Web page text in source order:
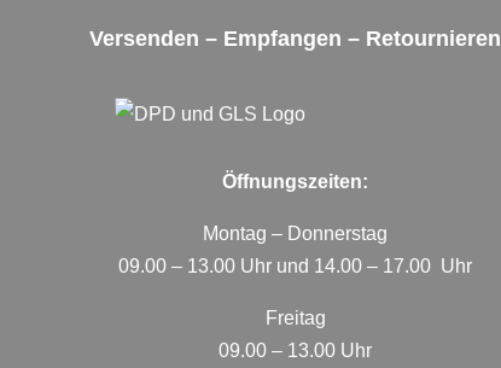
Versenden – Empfangen – Retournieren
Öffnungszeiten:
Montag – Donnerstag
09.00 – 13.00 Uhr und 14.00 – 17.00 Uhr
Freitag
09.00 – 13.00 Uhr